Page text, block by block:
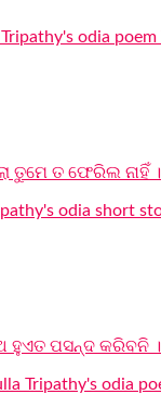
ତୁମେ ତ ଫେରିଲ ନାହିଁ ।
ପସନ୍ଦ କରିବନି ।